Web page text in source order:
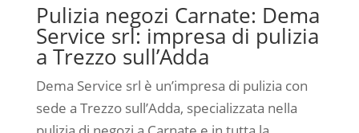
Pulizia negozi Carnate: Dema
Service srl: impresa di pulizia
a Trezzo sull’Adda
Dema Service srl è un’impresa di pulizia con
sede a Trezzo sull’Adda, specializzata nella